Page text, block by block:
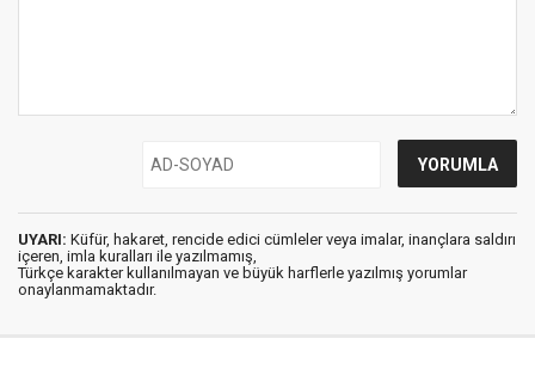
UYARI: Küfür, hakaret, rencide edici cümleler veya imalar, inançlara saldırı
içeren, imla kuralları ile yazılmamış,
Türkçe karakter kullanılmayan ve büyük harflerle yazılmış yorumlar
onaylanmamaktadır.